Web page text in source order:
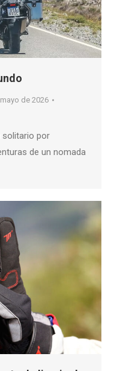
de 2026
solitario por
de un nomada